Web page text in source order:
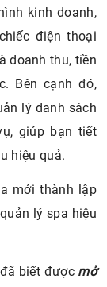
kinh doanh,
điện thoại
doanh thu, tiền
Bên cạnh đó,
lý danh sách
giúp bạn tiết
hiệu quả.
mới thành lập
lý spa hiệu
biết được mở